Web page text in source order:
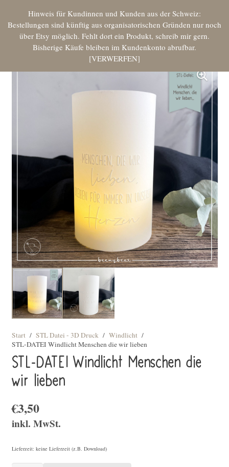
Hinweis für Kundinnen und Kunden aus der Schweiz:
Bestellungen sind künftig aus organisatorischen Gründen nur noch
über Etsy möglich. Fehlt dort ein Produkt, schreib mir gern.
Bisherige Käufe bleiben im Kundenkonto abrufbar.
VERWERFEN
Start / STL Datei - 3D Druck / Windlicht /
STL-DATEI Windlicht Menschen die wir lieben
STL-DATEI Windlicht Menschen die
wir lieben
€3,50
inkl. MwSt.
Lieferzeit: keine Lieferzeit (z.B. Download)